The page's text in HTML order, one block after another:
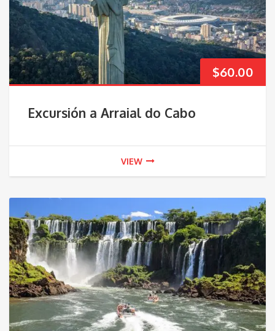
$60.00
Excursión a Arraial do Cabo
VIEW